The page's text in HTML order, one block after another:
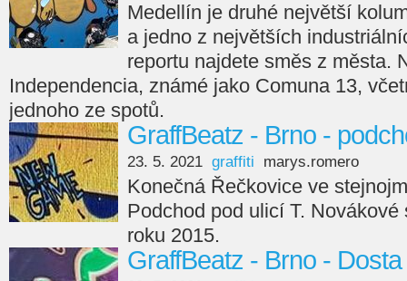
Medellín je druhé největší
a jedno z největších
reportu najdete směs z města.
Independencia, známé jako Comuna 13,
jednoho ze spotů.
GraffBeatz - Brno -
23. 5. 2021 graffiti marys.romero
Konečná Řečkovice ve
Podchod pod ulicí T.
roku 2015.
GraffBeatz - Brno -